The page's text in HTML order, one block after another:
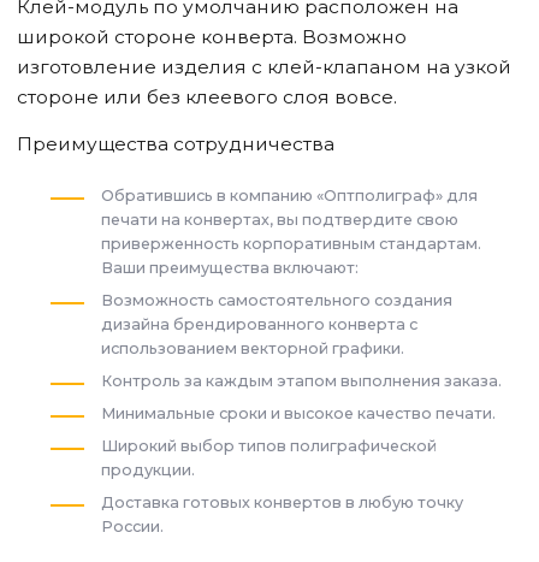
Клей-модуль по умолчанию расположен на
широкой стороне конверта. Возможно
изготовление изделия с клей-клапаном на узкой
стороне или без клеевого слоя вовсе.
Преимущества сотрудничества
Обратившись в компанию «Оптполиграф» для
печати на конвертах, вы подтвердите свою
приверженность корпоративным стандартам.
Ваши преимущества включают:
Возможность самостоятельного создания
дизайна брендированного конверта с
использованием векторной графики.
Контроль за каждым этапом выполнения заказа.
Минимальные сроки и высокое качество печати.
Широкий выбор типов полиграфической
продукции.
Доставка готовых конвертов в любую точку
России.